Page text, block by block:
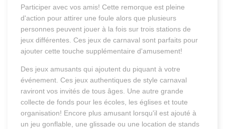
Participer avec vos amis! Cette remorque est pleine
d'action pour attirer une foule alors que plusieurs
personnes peuvent jouer à la fois sur trois stations de
jeux différentes. Ces jeux de carnaval sont parfaits pour
ajouter cette touche supplémentaire d'amusement!
Des jeux amusants qui ajoutent du piquant à votre
événement. Ces jeux authentiques de style carnaval
raviront vos invités de tous âges. Une autre grande
collecte de fonds pour les écoles, les églises et toute
organisation! Encore plus amusant lorsqu'il est ajouté à
un jeu gonflable, une glissade ou une location de stands